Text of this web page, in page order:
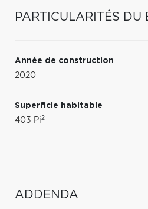
PARTICULARITÉS DU
Année de construction
2020
Superficie habitable
403 Pi2
ADDENDA